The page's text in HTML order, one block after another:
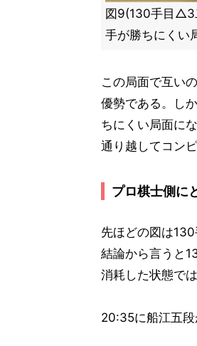
図9(130手目△3
手が勝ちにくい
この局面で互い
優勢である。し
ちにくい局面に
通り越してコン
プロ棋士側に
先ほどの図は
結論から言うと
消耗した状態で
20:35に船江五段